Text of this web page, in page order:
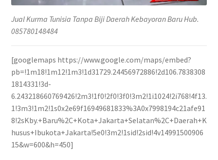
Jual Kurma Tunisia Tanpa Biji Daerah Kebayoran Baru Hub.
085780148484
[googlemaps https://www.google.com/maps/embed?
pb=!1m18!1m12!1m3!1d31729.24456972886!2d106.7838308
1814331!3d-
6.243218660769426!2m3!1f0!2f0!3f0!3m2!1i1024!2i768!4f13.
1!3m3!1m2!1s0x2e69f16949681833%3A0x7998194c21afe91
8!2sKby.+Baru%2C+Kota+Jakarta+Selatan%2C+Daerah+K
husus+Ibukota+Jakarta!5e0!3m2!1sid!2sid!4v14991500906
15&w=600&h=450]